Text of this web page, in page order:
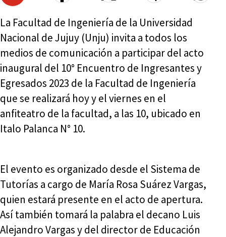
La Facultad de Ingeniería de la Universidad
Nacional de Jujuy (Unju) invita a todos los
medios de comunicación a participar del acto
inaugural del 10° Encuentro de Ingresantes y
Egresados 2023 de la Facultad de Ingeniería
que se realizará hoy y el viernes en el
anfiteatro de la facultad, a las 10, ubicado en
Italo Palanca N° 10.
El evento es organizado desde el Sistema de
Tutorías a cargo de María Rosa Suárez Vargas,
quien estará presente en el acto de apertura.
Así también tomará la palabra el decano Luis
Alejandro Vargas y del director de Educación